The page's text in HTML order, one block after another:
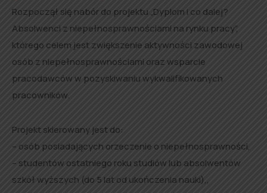
Rozpoczął się nabór do projektu „Dyplom i co dalej?
Absolwenci z niepełnosprawnościami na rynku pracy”,
którego celem jest zwiększenie aktywności zawodowej
osób z niepełnosprawnościami oraz wsparcie
pracodawców w pozyskiwaniu wykwalifikowanych
pracowników.
Projekt skierowany jest do:
– osób posiadających orzeczenie o niepełnosprawności,
– studentów ostatniego roku studiów lub absolwentów
szkół wyższych (do 5 lat od ukończenia nauki),,